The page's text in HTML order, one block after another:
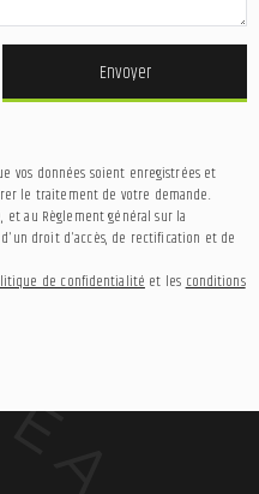
Envoyer
vos données soient enregistrées et
le traitement de votre demande.
au Règlement général sur la
d'un droit d'accès, de rectification et de
de confidentialité et les conditions